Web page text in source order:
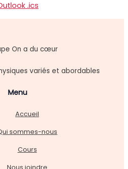
.ics
variés et abordables
Menu
Accueil
sommes-nous
Cours